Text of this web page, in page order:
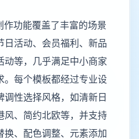
功能覆盖了丰富的场景
活动、会员福利、新品
动等，几乎满足中小商家
。每个模板都经过专业设
性选择风格，如清新日
风、简约北欧等，并支持
换、配色调整、元素添加